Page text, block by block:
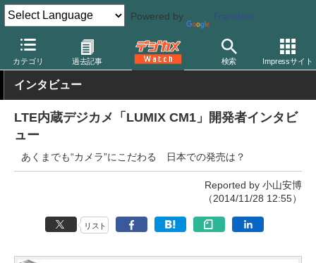
Powered by Translate
カテゴリ 過去記事 検索 Impressサイト
デジカメ Watch カメラ レンズ一体型（コンパクト）カメラ パ
インタビュー
LTE内蔵デジカメ「LUMIX CM1」開発者インタビ
ュー
あくまでも“カメラ”にこだわる 日本での発売は？
Reported by 小山安博
（2014/11/28 12:55）
リスト